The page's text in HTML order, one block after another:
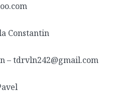
Constantin
– tdrvln242@gmail.com